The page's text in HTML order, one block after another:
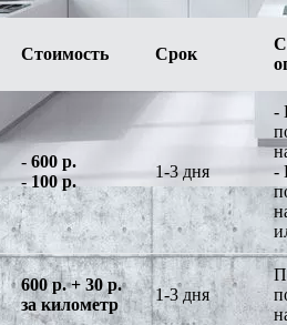
Стоимость Срок
- 600 р.
-100 р.
1-3 дня
-
-
600 р. + 30 р.
за километр
1-3 дня